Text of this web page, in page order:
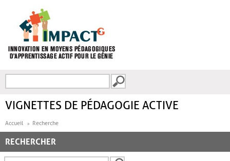
FORMULAIRE DE
VIGNETTES DE PÉDAGOGIE ACTIVE
Accueil Recherche
RECHERCHER